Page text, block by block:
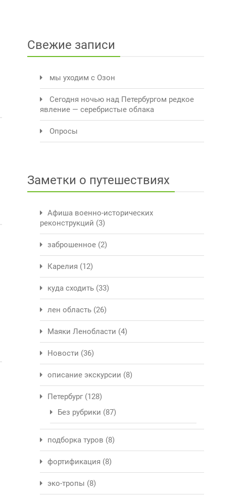
Свежие записи
мы уходим с Озон
Сегодня ночью над Петербургом редкое
явление — серебристые облака
Опросы
Заметки о путешествиях
Афиша военно-исторических
реконструкций (3)
заброшенное (2)
Карелия (12)
куда сходить (33)
лен область (26)
Маяки Ленобласти (4)
Новости (36)
описание экскурсии (8)
Петербург (128)
Без рубрики (87)
подборка туров (8)
фортификация (8)
эко-тропы (8)